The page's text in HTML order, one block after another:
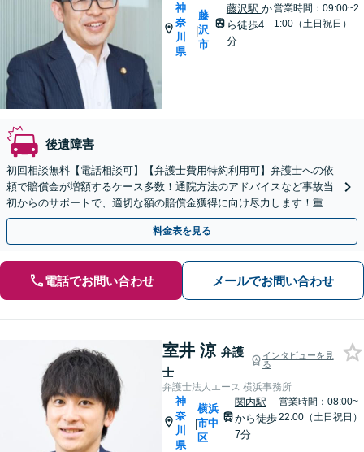
神
奈
川
県
|
藤
沢
市
藤沢駅 か
ら徒歩4
分
営業時間：09:00~2
1:00（土日祝日）
後遺障害
初回相談無料【電話相談可】【弁護士費用特約利用可】弁護士への依
頼で賠償金が増額するケース多数！通院方法のアドバイスなど事故当
初からのサポートで、適切な額の賠償金獲得に向け尽力します！重大
事故・死亡事故の対応実績豊富【休日面談対応】
料金表を見る
電話でお問い合わせ メールでお問い合わせ
室井 涼 弁護
士
インタビューを見
る
弁護士法人エース 横浜事務所
神
奈
川
県
|
横浜
市中
区
関内駅
から徒歩
7分
営業時間：08:00~
22:00（土日祝日）